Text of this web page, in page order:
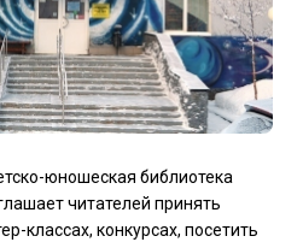
юношеская библиотека
читателей принять
классах, конкурсах, посетить